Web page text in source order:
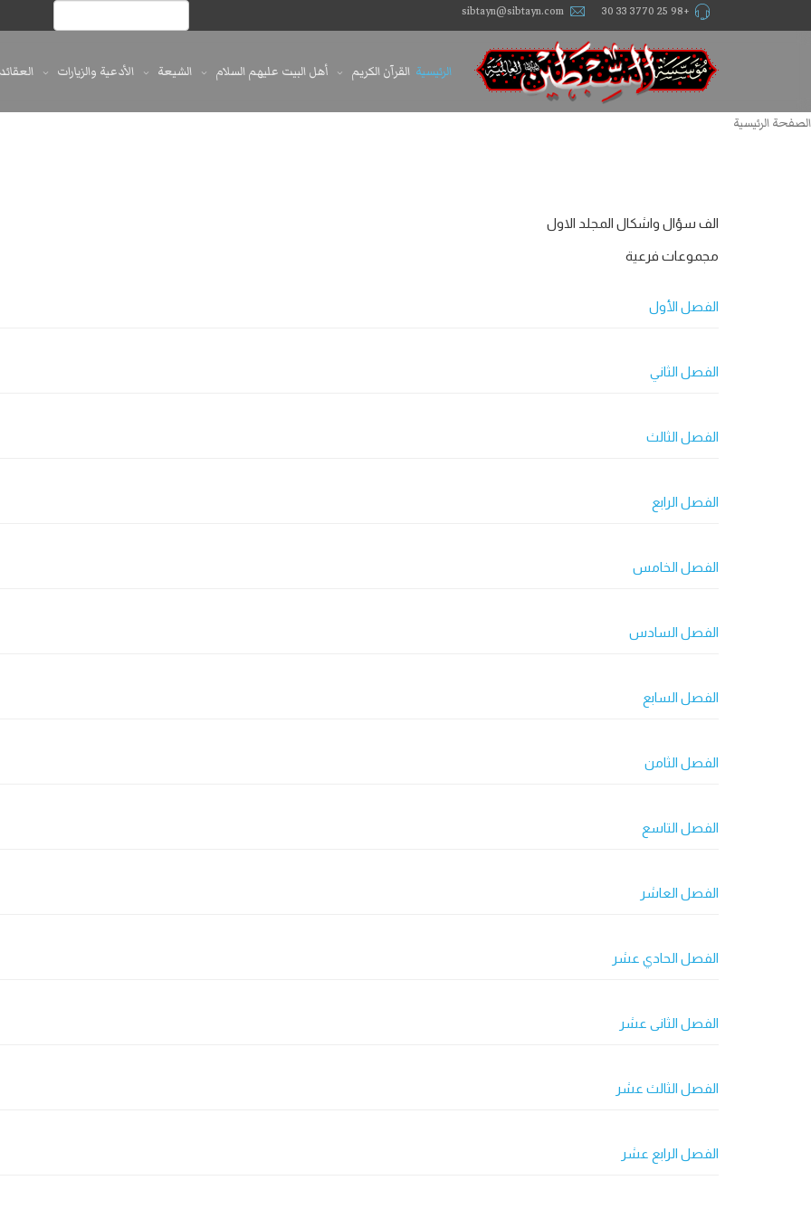
+98 25 3770 33 30
sibtayn@sibtayn.com
الرئيسية القرآن الكريم أهل البيت عليهم السلام الشيعة الأدعية والزيارات العقائد
الصفحة الرئيسية
الف سؤال واشکال المجلد الاول
مجموعات فرعية
الفصل الأول
الفصل الثاني
الفصل الثالث
الفصل الرابع
الفصل الخامس
الفصل السادس
الفصل السابع
الفصل الثامن
الفصل التاسع
الفصل العاشر
الفصل الحادي عشر
الفصل الثانی عشر
الفصل الثالث عشر
الفصل الرابع عشر